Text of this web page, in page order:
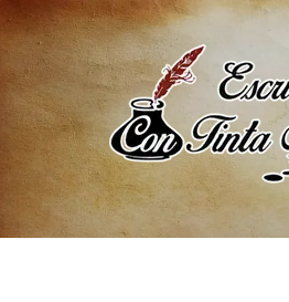
Saltar
al
contenido